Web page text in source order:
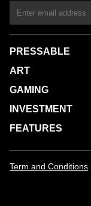
PRESSABLE
ART
GAMING
INVESTMENT
FEATURES
Term and Conditions